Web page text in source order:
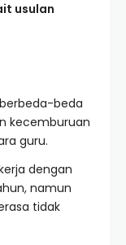
usulan
berbeda-beda
kecemburuan
guru.
dengan
namun
tidak